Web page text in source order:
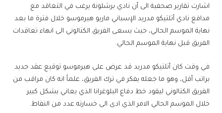
اشارت تقارير صحفية الى أن نادي برشلونة يرغب في التعاقد مع
مدافع نادي أتلتيكو مدريد الإسباني ​ماريو هيرموسو​ خلال فترة ما بعد
نهاية الموسم الحالي، حيث يسعى الفريق الكتالوني الى انهاء تعاقدات
الفريق قبل نهاية الموسم الحالي.
في وقت كان أتلتيكو مدريد قد عرض على هيرموسو توقيع عقد جديد
براتب أقل، وهو ما جعله يفكر في ترك الفريق، علماً انه كان مراقب من
الفريق الكتالوني ليقود خط دفاع البلوغرانا الذي يعاني بشكل كبير
خلال الموسم الحالي الامر الذي ادى الى خسارته عدد من النقاط.